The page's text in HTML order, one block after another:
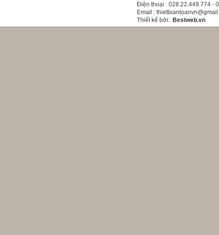
Điện thoại : 028.22.449.774
Email :
Thiết kế bởi: Bestweb.vn